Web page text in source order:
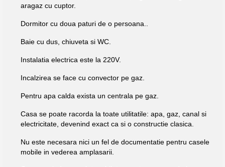
aragaz cu cuptor.
Dormitor cu doua paturi de o persoana..
Baie cu dus, chiuveta si WC.
Instalatia electrica este la 220V.
Incalzirea se face cu convector pe gaz.
Pentru apa calda exista un centrala pe gaz.
Casa se poate racorda la toate utilitatile: apa, gaz, canal si
electricitate, devenind exact ca si o constructie clasica.
Nu este necesara nici un fel de documentatie pentru casele
mobile in vederea amplasarii.